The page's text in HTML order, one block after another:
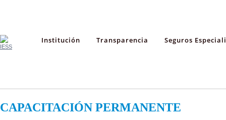
Institución Transparencia Seguros
CAPACITACIÓN PERMANENTE